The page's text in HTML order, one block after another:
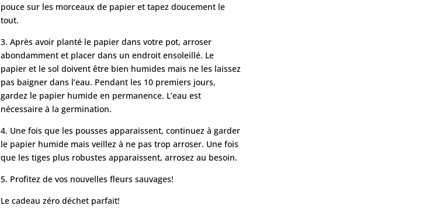
pouce sur les morceaux de papier et tapez doucement le
tout.
3. Après avoir planté le papier dans votre pot, arroser
abondamment et placer dans un endroit ensoleillé. Le
papier et le sol doivent être bien humides mais ne les laissez
pas baigner dans l’eau. Pendant les 10 premiers jours,
gardez le papier humide en permanence. L’eau est
nécessaire à la germination.
4. Une fois que les pousses apparaissent, continuez à garder
le papier humide mais veillez à ne pas trop arroser. Une fois
que les tiges plus robustes apparaissent, arrosez au besoin.
5. Profitez de vos nouvelles fleurs sauvages!
Le cadeau zéro déchet parfait!